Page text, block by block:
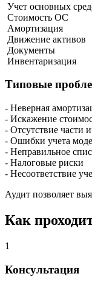
Учет основных
Стоимость ОС
Амортизация
Движение активов
Документы
Инвентаризация
Типовые
- Неверная
- Искажение
- Отсутствие части
- Ошибки учета
- Неправильное
- Налоговые риски
- Несоответствие
Аудит позволяет
Как
1
Консультация